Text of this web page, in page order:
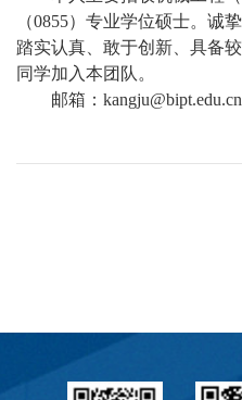
（0855）专业学位硕士。诚
踏实认真、敢于创新、具备
同学加入本团队。
邮箱： kangju@bipt.edu.cn